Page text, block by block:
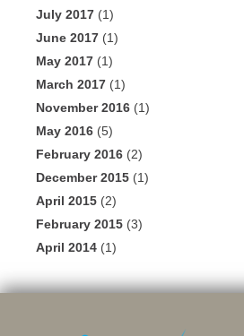
July 2017 (1)
June 2017 (1)
May 2017 (1)
March 2017 (1)
November 2016 (1)
May 2016 (5)
February 2016 (2)
December 2015 (1)
April 2015 (2)
February 2015 (3)
April 2014 (1)